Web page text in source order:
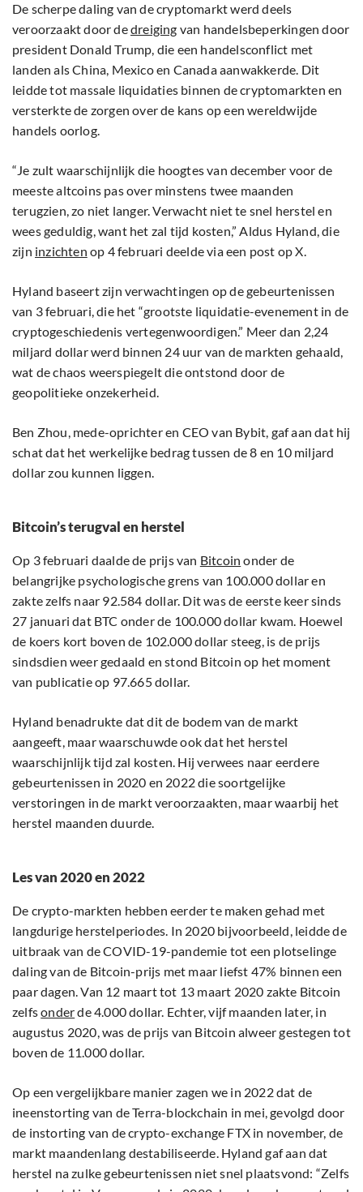
De scherpe daling van de cryptomarkt werd deels
veroorzaakt door dedreiging van handelsbeperkingen door
president Donald Trump, die een handelsconflict met
landen als China, Mexico en Canada aanwakkerde. Dit
leidde tot massale liquidaties binnen de cryptomarkten en
versterkte de zorgen over de kans op een wereldwijde
handels oorlog.
“Je zult waarschijnlijk die hoogtes van december voor de
meeste altcoins pas over minstens twee maanden
terugzien, zo niet langer. Verwacht niet te snel herstel en
wees geduldig, want het zal tijd kosten,” Aldus Hyland, die
zijn inzichten op 4 februari deelde via een post op X.
Hyland baseert zijn verwachtingen op de gebeurtenissen
van 3 februari, die het “grootste liquidatie-evenement in de
cryptogeschiedenis vertegenwoordigen.” Meer dan 2,24
miljard dollar werd binnen 24 uur van de markten gehaald,
wat de chaos weerspiegelt die ontstond door de
geopolitieke onzekerheid.
Ben Zhou, mede-oprichter en CEO van Bybit, gaf aan dat hij
schat dat het werkelijke bedrag tussen de 8 en 10 miljard
dollar zou kunnen liggen.
Bitcoin’s terugval en herstel
Op 3 februari daalde de prijs van Bitcoin onder de
belangrijke psychologische grens van 100.000 dollar en
zakte zelfs naar 92.584 dollar. Dit was de eerste keer sinds
27 januari dat BTC onder de 100.000 dollar kwam. Hoewel
de koers kort boven de 102.000 dollar steeg, is de prijs
sindsdien weer gedaald en stond Bitcoin op het moment
van publicatie op 97.665 dollar.
Hyland benadrukte dat dit de bodem van de markt
aangeeft, maar waarschuwde ook dat het herstel
waarschijnlijk tijd zal kosten. Hij verwees naar eerdere
gebeurtenissen in 2020 en 2022 die soortgelijke
verstoringen in de markt veroorzaakten, maar waarbij het
herstel maanden duurde.
Les van 2020 en 2022
De crypto-markten hebben eerder te maken gehad met
langdurige herstelperiodes. In 2020 bijvoorbeeld, leidde de
uitbraak van de COVID-19-pandemie tot een plotselinge
daling van de Bitcoin-prijs met maar liefst 47% binnen een
paar dagen. Van 12 maart tot 13 maart 2020 zakte Bitcoin
zelfsonderde 4.000 dollar. Echter, vijf maanden later, in
augustus 2020, was de prijs van Bitcoin alweer gestegen tot
boven de 11.000 dollar.
Op een vergelijkbare manier zagen we in 2022 dat de
ineenstorting van de Terra-blockchain in mei, gevolgd door
de instorting van de crypto-exchange FTX in november, de
markt maandenlang destabiliseerde. Hyland gaf aan dat
herstel na zulke gebeurtenissen niet snel plaatsvond: “Zelfs